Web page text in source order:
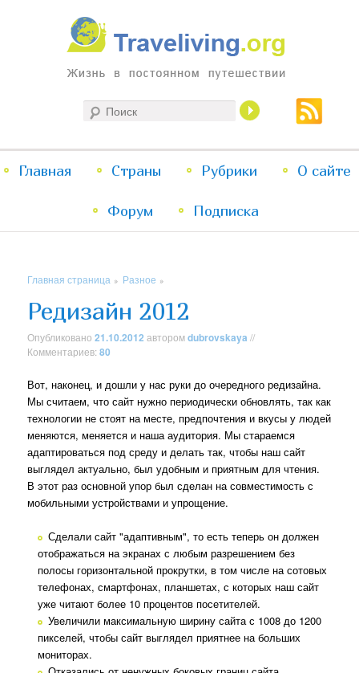
Traveliving
Жизнь в постоянном путешествии
меню
Перейти
к
Перейти
к
Главная Страны Рубрики О сайте
Форум Подписка
Главная страница » Разное »
Редизайн 2012
Опубликовано21.10.2012 авторомdubrovskaya //
Комментариев:80
Вот, наконец, и дошли у нас руки до очередного редизайна.
Мы считаем, что сайт нужно периодически обновлять, так как
технологии не стоят на месте, предпочтения и вкусы у людей
меняются, меняется и наша аудитория. Мы стараемся
адаптироваться под среду и делать так, чтобы наш сайт
выглядел актуально, был удобным и приятным для чтения.
В этот раз основной упор был сделан на совместимость с
мобильными устройствами и упрощение.
Сделали сайт "адаптивным", то есть теперь он должен
отображаться на экранах с любым разрешением без
полосы горизонтальной прокрутки, в том числе на сотовых
телефонах, смартфонах, планшетах, с которых наш сайт
уже читают более 10 процентов посетителей.
Увеличили максимальную ширину сайта с 1008 до 1200
пикселей, чтобы сайт выглядел приятнее на больших
мониторах.